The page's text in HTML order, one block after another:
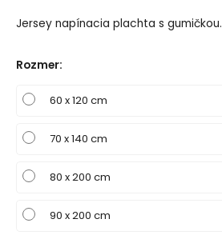
Jersey napínacia plachta s gumičkou.
Rozmer:
60 x 120 cm
70 x 140 cm
80 x 200 cm
90 x 200 cm